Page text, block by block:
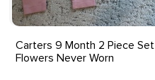
Carters 9 Month 2 Piece Set
Flowers Never Worn